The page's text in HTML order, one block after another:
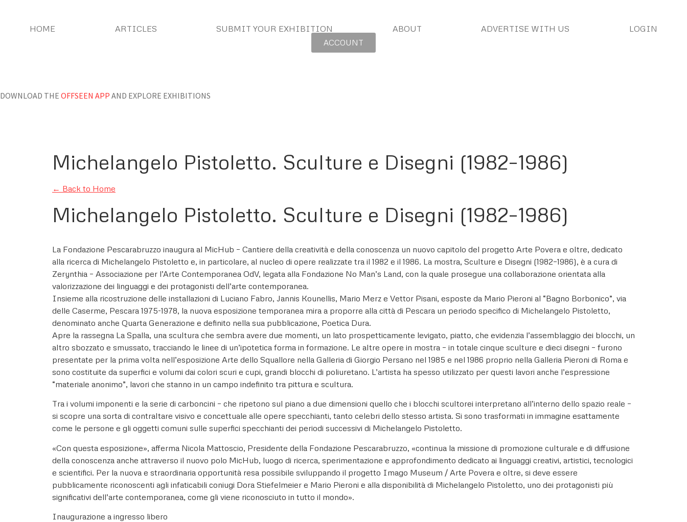
HOME ARTICLES SUBMIT YOUR EXHIBITION ABOUT ADVERTISE WITH US LOGIN
ACCOUNT
DOWNLOAD THE OFFSEEN APP AND EXPLORE EXHIBITIONS
Michelangelo Pistoletto. Sculture e Disegni (1982–1986)
← Back to Home
Michelangelo Pistoletto. Sculture e Disegni (1982–1986)
La Fondazione Pescarabruzzo inaugura al MicHub – Cantiere della creatività e della conoscenza un nuovo capitolo del progetto Arte Povera e oltre, dedicato
alla ricerca di Michelangelo Pistoletto e, in particolare, al nucleo di opere realizzate tra il 1982 e il 1986. La mostra, Sculture e Disegni (1982–1986), è a cura di
Zerynthia – Associazione per l’Arte Contemporanea OdV, legata alla Fondazione No Man’s Land, con la quale prosegue una collaborazione orientata alla
valorizzazione dei linguaggi e dei protagonisti dell’arte contemporanea.
Insieme alla ricostruzione delle installazioni di Luciano Fabro, Jannis Kounellis, Mario Merz e Vettor Pisani, esposte da Mario Pieroni al “Bagno Borbonico”, via
delle Caserme, Pescara 1975-1978, la nuova esposizione temporanea mira a proporre alla città di Pescara un periodo specifico di Michelangelo Pistoletto,
denominato anche Quarta Generazione e definito nella sua pubblicazione, Poetica Dura.
Apre la rassegna La Spalla, una scultura che sembra avere due momenti, un lato prospetticamente levigato, piatto, che evidenzia l’assemblaggio dei blocchi, un
altro sbozzato e smussato, tracciando le linee di un’ipotetica forma in formazione. Le altre opere in mostra – in totale cinque sculture e dieci disegni – furono
presentate per la prima volta nell’esposizione Arte dello Squallore nella Galleria di Giorgio Persano nel 1985 e nel 1986 proprio nella Galleria Pieroni di Roma e
sono costituite da superfici e volumi dai colori scuri e cupi, grandi blocchi di poliuretano. L’artista ha spesso utilizzato per questi lavori anche l’espressione
“materiale anonimo”, lavori che stanno in un campo indefinito tra pittura e scultura.
Tra i volumi imponenti e la serie di carboncini – che ripetono sul piano a due dimensioni quello che i blocchi scultorei interpretano all’interno dello spazio reale –
si scopre una sorta di contraltare visivo e concettuale alle opere specchianti, tanto celebri dello stesso artista. Si sono trasformati in immagine esattamente
come le persone e gli oggetti comuni sulle superfici specchianti dei periodi successivi di Michelangelo Pistoletto.
«Con questa esposizione», afferma Nicola Mattoscio, Presidente della Fondazione Pescarabruzzo, «continua la missione di promozione culturale e di diffusione
della conoscenza anche attraverso il nuovo polo MicHub, luogo di ricerca, sperimentazione e approfondimento dedicato ai linguaggi creativi, artistici, tecnologici
e scientifici. Per la nuova e straordinaria opportunità resa possibile sviluppando il progetto Imago Museum / Arte Povera e oltre, si deve essere
pubblicamente riconoscenti agli infaticabili coniugi Dora Stiefelmeier e Mario Pieroni e alla disponibilità di Michelangelo Pistoletto, uno dei protagonisti più
significativi dell’arte contemporanea, come gli viene riconosciuto in tutto il mondo».
Inaugurazione a ingresso libero